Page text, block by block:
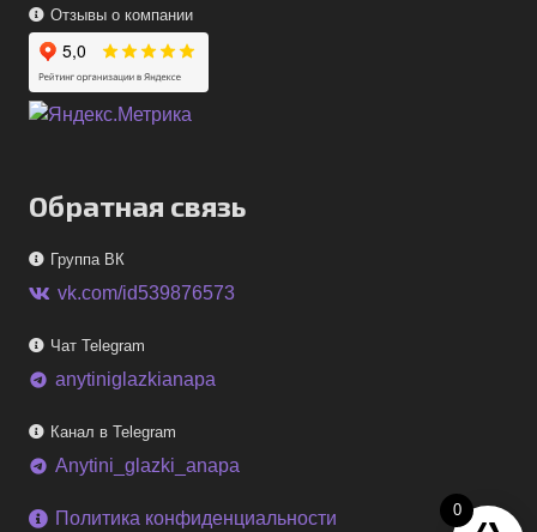
0
Отзывы о компании
Обратная связь
Группа ВК
vk.com/id539876573
Чат Telegram
telegram anytiniglazkianapa
Канал в Telegram
telegram Anytini_glazki_anapa
Политика конфиденциальности